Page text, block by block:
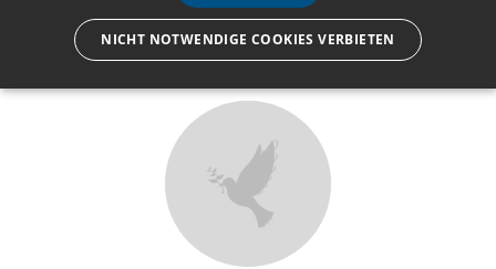
NICHT NOTWENDIGE COOKIES VERBIETEN